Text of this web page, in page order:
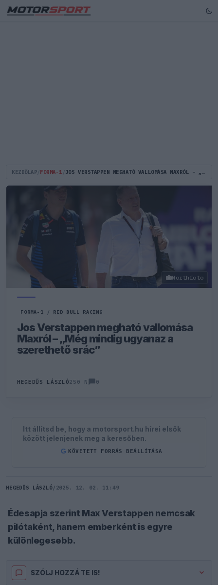
KEZDŐLAP FORMA-1 JOS VERSTAPPEN MEGHATÓ VALLOMÁSA MAXRÓL – „MÉG MINDIG UGYANAZ A SZERETHETŐ SRÁC”
Northfoto
FORMA-1 / RED BULL RACING
Jos Verstappen megható vallomása
Maxról – „Még mindig ugyanaz a
szerethető srác”
HEGEDŰS LÁSZLÓ250 N 0
Itt állítsd be, hogy a motorsport.hu hírei elsők
között jelenjenek meg a keresőben.
G KÖVETETT FORRÁS BEÁLLÍTÁSA
HEGEDŰS LÁSZLÓ/ 2025. 12. 02. 11:49
Édesapja szerint Max Verstappen nemcsak
pilótaként, hanem emberként is egyre
különlegesebb.
SZÓLJ HOZZÁ TE IS!